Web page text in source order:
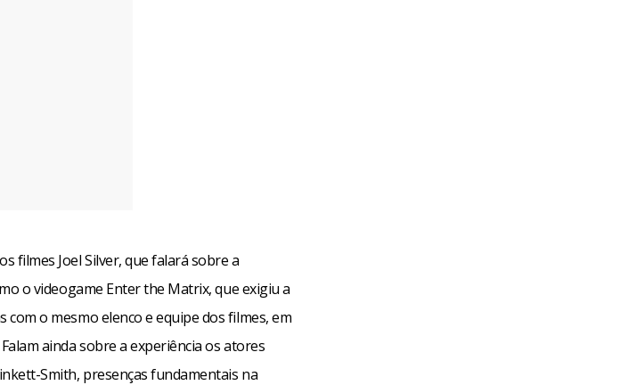
filmes Joel Silver, que falará sobre a
o videogame Enter the Matrix, que exigiu a
com o mesmo elenco e equipe dos filmes, em
ainda sobre a experiência os atores
Smith, presenças fundamentais na